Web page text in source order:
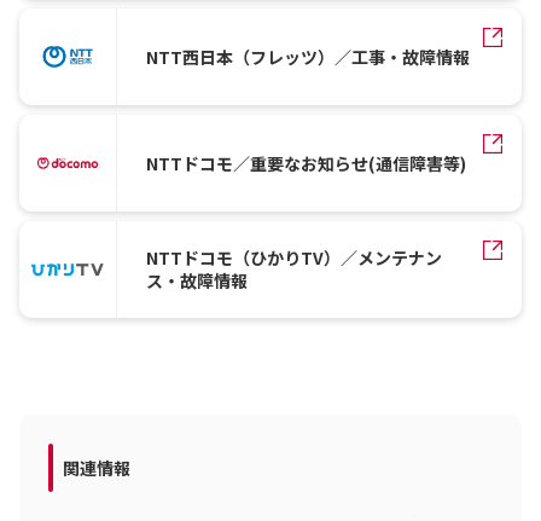
NTT西日本（フレッツ）／工事・故障情報
NTTドコモ／重要なお知らせ(通信障害等)
NTTドコモ（ひかりTV）／メンテナン
ス・故障情報
関連情報